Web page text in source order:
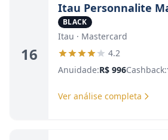
16
Itau Personnalite
BLACK
Itau · Mastercard
4.2
Anuidade:R$ 996Cashback:
Ver análise completa